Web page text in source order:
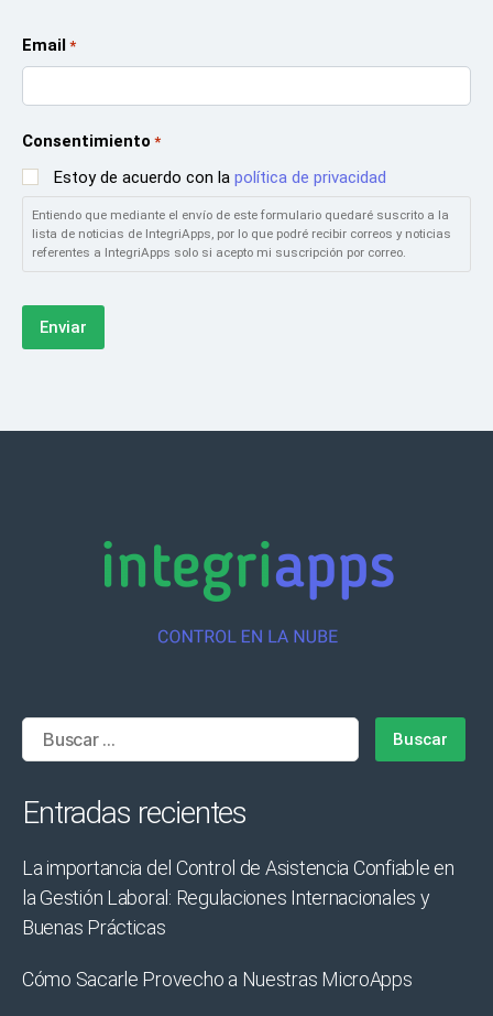
Email *
Consentimiento *
Estoy de acuerdo con la política de privacidad
Entiendo que mediante el envío de este formulario quedaré suscrito a la
lista de noticias de IntegriApps, por lo que podré recibir correos y noticias
referentes a IntegriApps solo si acepto mi suscripción por correo.
Buscar:
Entradas recientes
La importancia del Control de Asistencia Confiable en
la Gestión Laboral: Regulaciones Internacionales y
Buenas Prácticas
Cómo Sacarle Provecho a Nuestras MicroApps